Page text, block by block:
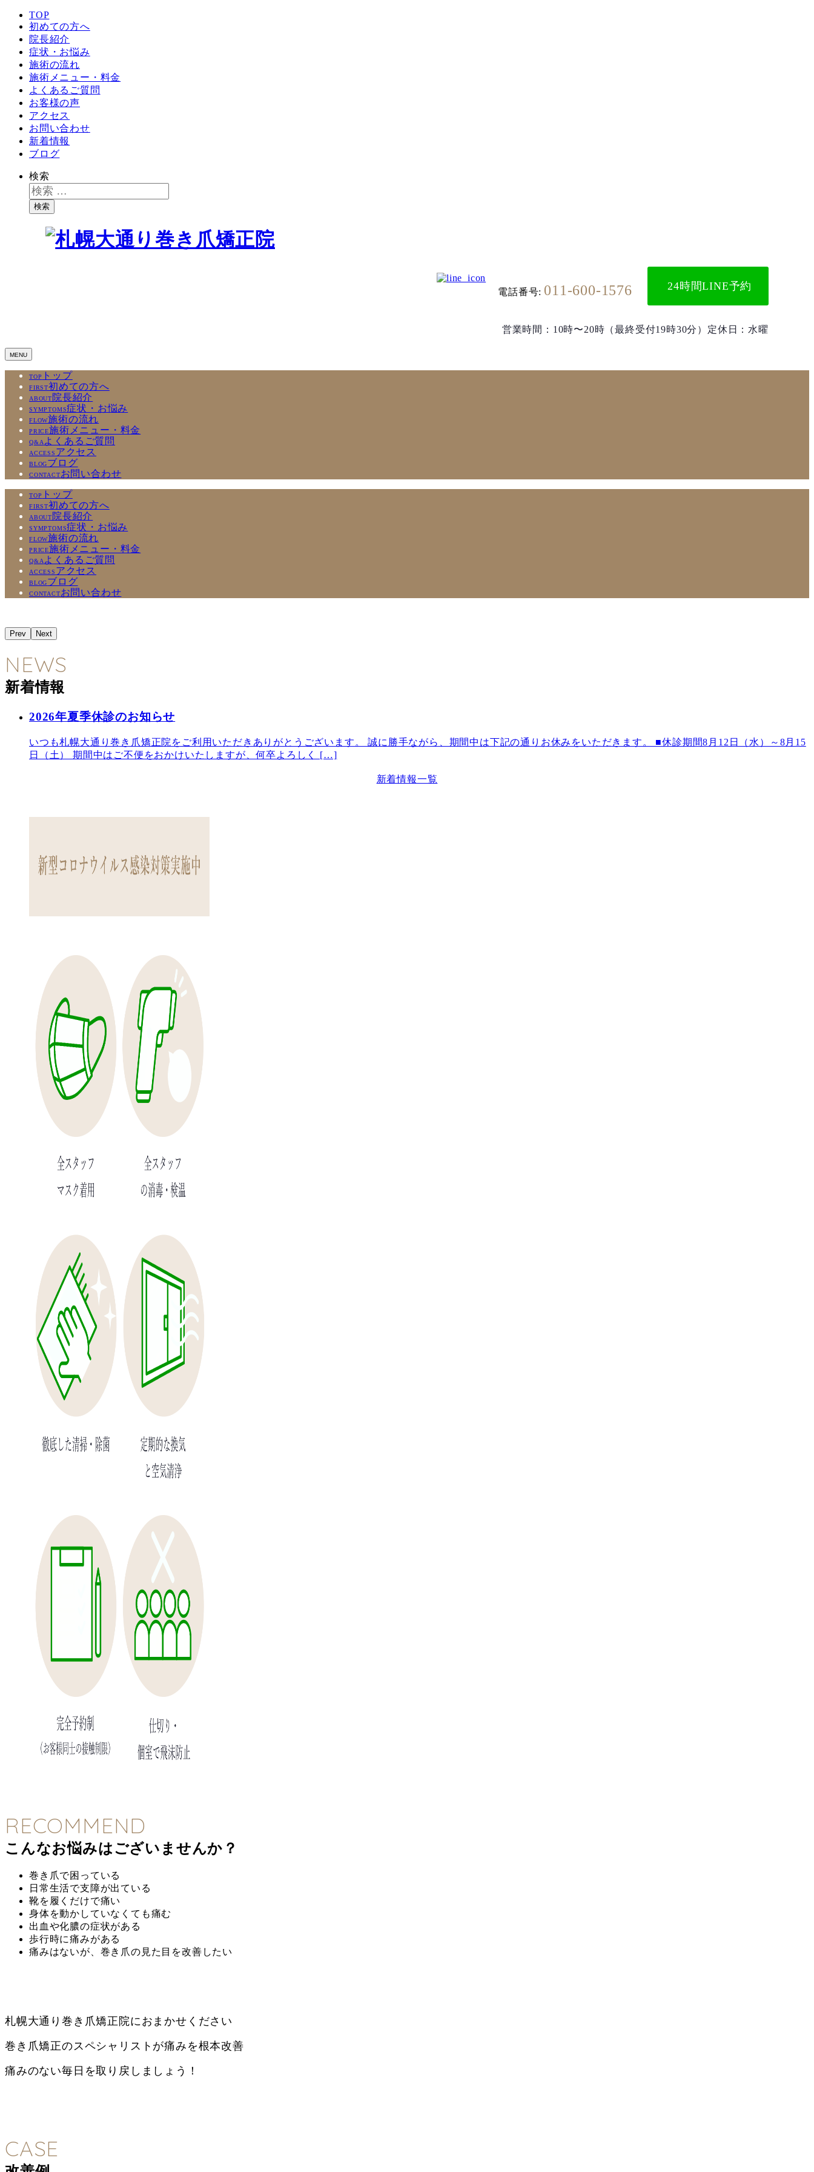
TOP
初めての方へ
院長紹介
症状・お悩み
施術の流れ
施術メニュー・料金
よくあるご質問
お客様の声
アクセス
お問い合わせ
新着情報
ブログ
検索
検索
電話番号: 011-600-1576 24時間LINE予約
営業時間：10時〜20時（最終受付19時30分） 定休日：水曜
TOP トップ
FIRST初めての方へ
ABOUT 院長紹介
SYMPTOMS症状・お悩み
FLOW施術の流れ
PRICE施術メニュー・料金
Q&A よくあるご質問
ACCESS アクセス
BLOGブログ
CONTACTお問い合わせ
TOP トップ
FIRST初めての方へ
ABOUT 院長紹介
SYMPTOMS症状・お悩み
FLOW施術の流れ
PRICE施術メニュー・料金
Q&A よくあるご質問
ACCESS アクセス
BLOGブログ
CONTACTお問い合わせ
Prev Next
NEWS
新着情報
2026年夏季休診のお知らせ
いつも札幌大通り巻き爪矯正院をご利用いただきありがとうございます。 誠に勝手ながら、期間中は下記の通りお休みをいただきます。 ■休診期間8月12日（水）～8月15
日（土） 期間中はご不便をおかけいたしますが、何卒よろしく […]
新着情報一覧
RECOMMEND
こんなお悩みはございませんか？
巻き爪で困っている
日常生活で支障が出ている
靴を履くだけで痛い
身体を動かしていなくても痛む
出血や化膿の症状がある
歩行時に痛みがある
痛みはないが、巻き爪の見た目を改善したい
札幌大通り巻き爪矯正院におまかせください
巻き爪矯正のスペシャリストが痛みを根本改善
痛みのない毎日を取り戻しましょう！
CASE